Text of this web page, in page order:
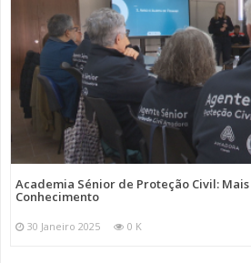
Academia Sénior de Proteção Civil:
Conhecimento
30 Janeiro 2025 0 K